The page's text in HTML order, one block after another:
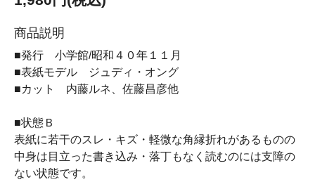
商品説明
■発行 小学館/昭和４０年１１月
■表紙モデル ジュディ・オング
■カット 内藤ルネ、佐藤昌彦他
■状態Ｂ
表紙に若干のスレ・キズ・軽微な角縁折れがあるものの
中身は目立った書き込み・落丁もなく読むのには支障の
ない状態です。